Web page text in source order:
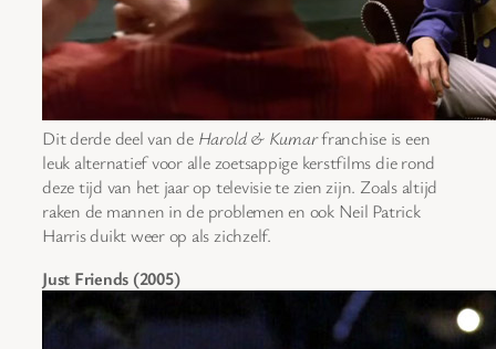
Dit derde deel van de Harold & Kumarfranchise is een
leuk alternatief voor alle zoetsappige kerstfilms die rond
deze tijd van het jaar op televisie te zien zijn. Zoals altijd
raken de mannen in de problemen en ook Neil Patrick
Harris duikt weer op als zichzelf.
Just Friends (2005)